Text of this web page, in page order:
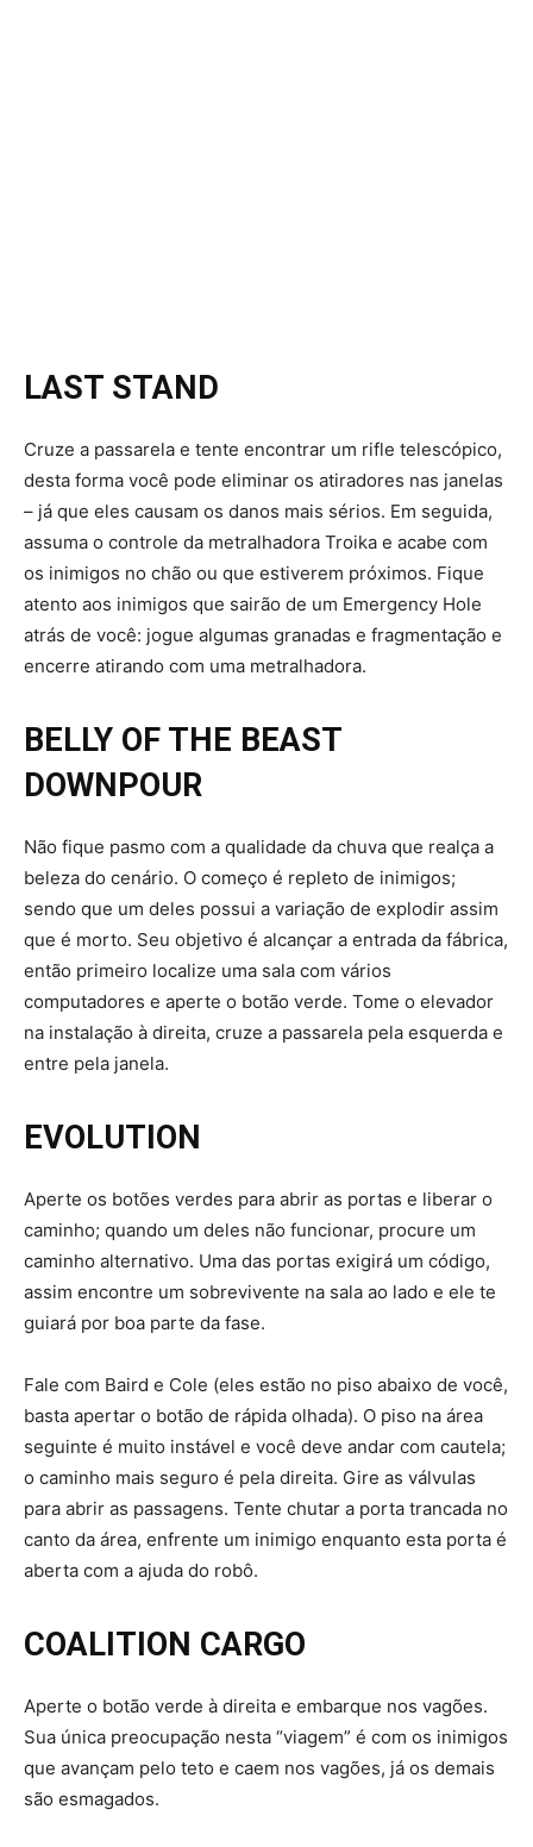
LAST STAND
Cruze a passarela e tente encontrar um rifle telescópico,
desta forma você pode eliminar os atiradores nas janelas
– já que eles causam os danos mais sérios. Em seguida,
assuma o controle da metralhadora Troika e acabe com
os inimigos no chão ou que estiverem próximos. Fique
atento aos inimigos que sairão de um Emergency Hole
atrás de você: jogue algumas granadas e fragmentação e
encerre atirando com uma metralhadora.
BELLY OF THE BEAST
DOWNPOUR
Não fique pasmo com a qualidade da chuva que realça a
beleza do cenário. O começo é repleto de inimigos;
sendo que um deles possui a variação de explodir assim
que é morto. Seu objetivo é alcançar a entrada da fábrica,
então primeiro localize uma sala com vários
computadores e aperte o botão verde. Tome o elevador
na instalação à direita, cruze a passarela pela esquerda e
entre pela janela.
EVOLUTION
Aperte os botões verdes para abrir as portas e liberar o
caminho; quando um deles não funcionar, procure um
caminho alternativo. Uma das portas exigirá um código,
assim encontre um sobrevivente na sala ao lado e ele te
guiará por boa parte da fase.
Fale com Baird e Cole (eles estão no piso abaixo de você,
basta apertar o botão de rápida olhada). O piso na área
seguinte é muito instável e você deve andar com cautela;
o caminho mais seguro é pela direita. Gire as válvulas
para abrir as passagens. Tente chutar a porta trancada no
canto da área, enfrente um inimigo enquanto esta porta é
aberta com a ajuda do robô.
COALITION CARGO
Aperte o botão verde à direita e embarque nos vagões.
Sua única preocupação nesta “viagem” é com os inimigos
que avançam pelo teto e caem nos vagões, já os demais
são esmagados.